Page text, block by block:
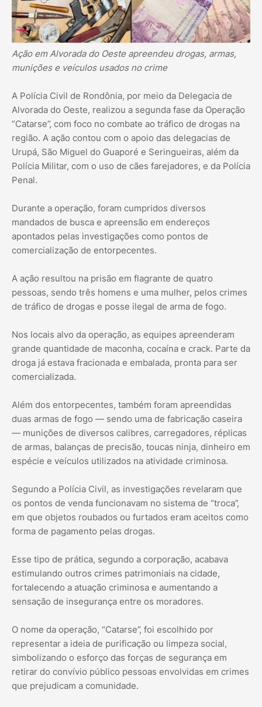
Ação em Alvorada do Oeste apreendeu drogas, armas,
munições e veículos usados no crime
A Polícia Civil de Rondônia, por meio da Delegacia de
Alvorada do Oeste, realizou a segunda fase da Operação
“Catarse”, com foco no combate ao tráfico de drogas na
região. A ação contou com o apoio das delegacias de
Urupá, São Miguel do Guaporé e Seringueiras, além da
Polícia Militar, com o uso de cães farejadores, e da Polícia
Penal.
Durante a operação, foram cumpridos diversos
mandados de busca e apreensão em endereços
apontados pelas investigações como pontos de
comercialização de entorpecentes.
A ação resultou na prisão em flagrante de quatro
pessoas, sendo três homens e uma mulher, pelos crimes
de tráfico de drogas e posse ilegal de arma de fogo.
Nos locais alvo da operação, as equipes apreenderam
grande quantidade de maconha, cocaína e crack. Parte da
droga já estava fracionada e embalada, pronta para ser
comercializada.
Além dos entorpecentes, também foram apreendidas
duas armas de fogo — sendo uma de fabricação caseira
— munições de diversos calibres, carregadores, réplicas
de armas, balanças de precisão, toucas ninja, dinheiro em
espécie e veículos utilizados na atividade criminosa.
Segundo a Polícia Civil, as investigações revelaram que
os pontos de venda funcionavam no sistema de “troca”,
em que objetos roubados ou furtados eram aceitos como
forma de pagamento pelas drogas.
Esse tipo de prática, segundo a corporação, acabava
estimulando outros crimes patrimoniais na cidade,
fortalecendo a atuação criminosa e aumentando a
sensação de insegurança entre os moradores.
O nome da operação, “Catarse”, foi escolhido por
representar a ideia de purificação ou limpeza social,
simbolizando o esforço das forças de segurança em
retirar do convívio público pessoas envolvidas em crimes
que prejudicam a comunidade.